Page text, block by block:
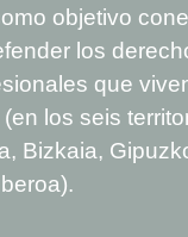
objetivo
los
que
los seis
Bizkaia,